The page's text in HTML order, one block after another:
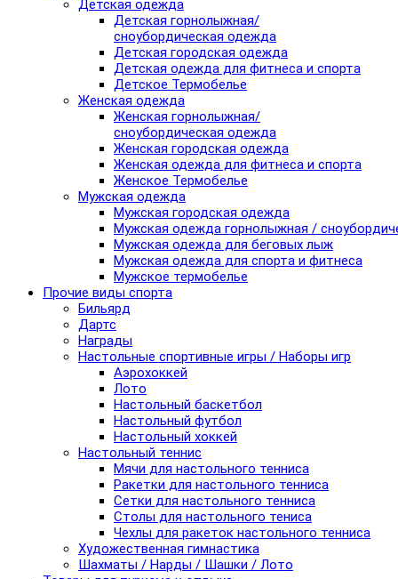
Детская одежда
Детская горнолыжная/
сноубордическая одежда
Детская городская одежда
Детская одежда для фитнеса и спорта
Детское Термобелье
Женская одежда
Женская горнолыжная/
сноубордическая одежда
Женская городская одежда
Женская одежда для фитнеса и спорта
Женское Термобелье
Мужская одежда
Мужская городская одежда
Мужская одежда горнолыжная /
Мужская одежда для беговых лыж
Мужская одежда для спорта и фитнеса
Мужское термобелье
Прочие виды спорта
Бильярд
Дартс
Награды
Настольные спортивные игры / Наборы игр
Аэрохоккей
Лото
Настольный баскетбол
Настольный футбол
Настольный хоккей
Настольный теннис
Мячи для настольного тенниса
Ракетки для настольного тенниса
Сетки для настольного тенниса
Столы для настольного тениса
Чехлы для ракеток настольного тенниса
Художественная гимнастика
Шахматы / Нарды / Шашки / Лото